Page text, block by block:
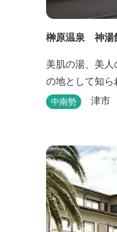
榊原温泉 神湯
美肌の湯、美
の地として知ら
中南勢 津市